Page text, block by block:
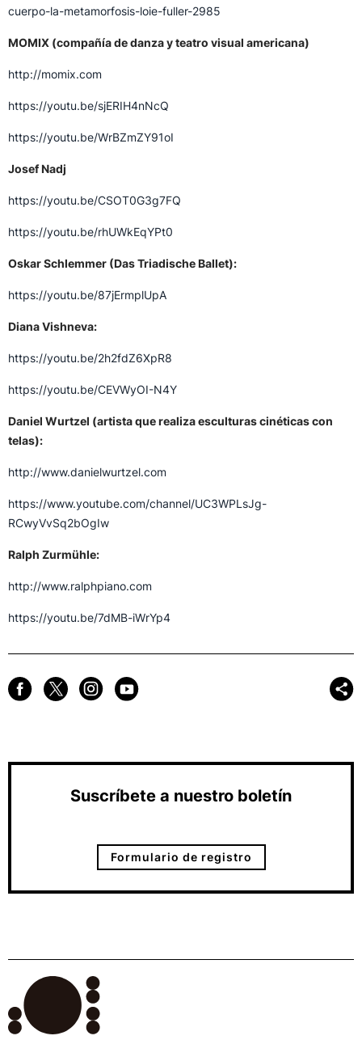
cuerpo-la-metamorfosis-loie-fuller-2985
MOMIX (compañía de danza y teatro visual americana)
http://momix.com
https://youtu.be/sjERIH4nNcQ
https://youtu.be/WrBZmZY91oI
Josef Nadj
https://youtu.be/CSOT0G3g7FQ
https://youtu.be/rhUWkEqYPt0
Oskar Schlemmer (Das Triadische Ballet):
https://youtu.be/87jErmplUpA
Diana Vishneva:
https://youtu.be/2h2fdZ6XpR8
https://youtu.be/CEVWyOI-N4Y
Daniel Wurtzel (artista que realiza esculturas cinéticas con
telas):
http://www.danielwurtzel.com
https://www.youtube.com/channel/UC3WPLsJg-
RCwyVvSq2bOgIw
Ralph Zurmühle:
http://www.ralphpiano.com
https://youtu.be/7dMB-iWrYp4
Suscríbete a nuestro boletín
Formulario de registro